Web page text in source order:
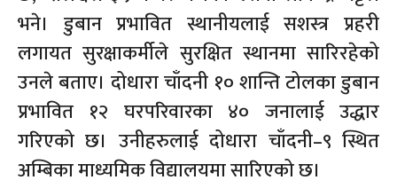
भने। डुबान प्रभावित स्थानीयलाई सशस्त्र प्रहरी
लगायत सुरक्षाकर्मीले सुरक्षित स्थानमा सारिरहेको
उनले बताए। दोधारा चाँदनी १० शान्ति टोलका डुबान
प्रभावित १२ घरपरिवारका ४० जनालाई उद्धार
गरिएको छ। उनीहरुलाई दोधारा चाँदनी–९ स्थित
अम्बिका माध्यमिक विद्यालयमा सारिएको छ।